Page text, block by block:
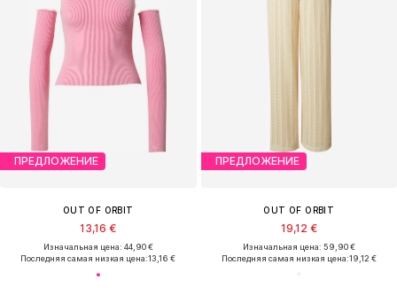
ПРЕДЛОЖЕНИЕ
OUT OF ORBIT
13,16 €
Изначальная цена: 44,90 €
Последняя самая низкая цена:13,16 €
ПРЕДЛОЖЕНИЕ
OUT OF ORBIT
19,12 €
Изначальная цена: 59,90 €
Последняя самая низкая цена:19,12 €